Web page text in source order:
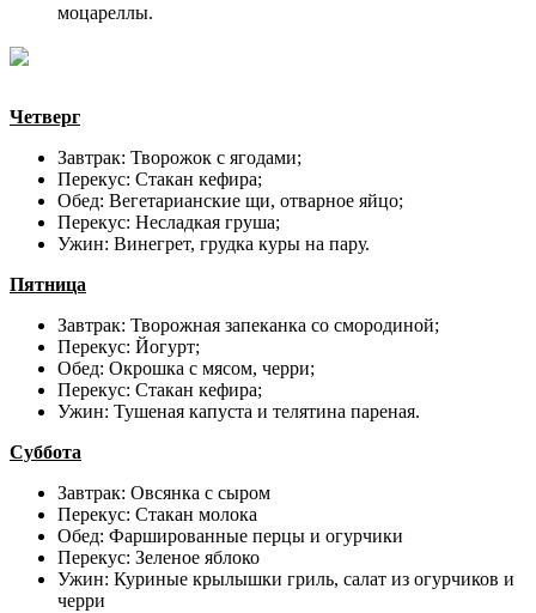
моцареллы.
Четверг
Завтрак: Творожок с ягодами;
Перекус: Стакан кефира;
Обед: Вегетарианские щи, отварное яйцо;
Перекус: Несладкая груша;
Ужин: Винегрет, грудка куры на пару.
Пятница
Завтрак: Творожная запеканка со смородиной;
Перекус: Йогурт;
Обед: Окрошка с мясом, черри;
Перекус: Стакан кефира;
Ужин: Тушеная капуста и телятина пареная.
Суббота
Завтрак: Овсянка с сыром
Перекус: Стакан молока
Обед: Фаршированные перцы и огурчики
Перекус: Зеленое яблоко
Ужин: Куриные крылышки гриль, салат из огурчиков и
черри